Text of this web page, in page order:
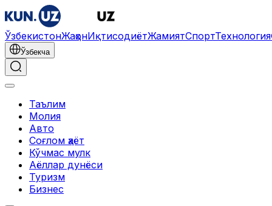
ЎзбекистонЖаҳонИқтисодиётЖамиятСпортТехнология
Ўзбекча
Таълим
Молия
Авто
Соғлом ҳаёт
Кўчмас мулк
Аёллар дунёси
Туризм
Бизнес